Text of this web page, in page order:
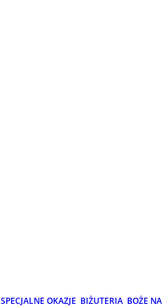
SPECJALNE OKAZJE BIŻUTERIA BOŻE